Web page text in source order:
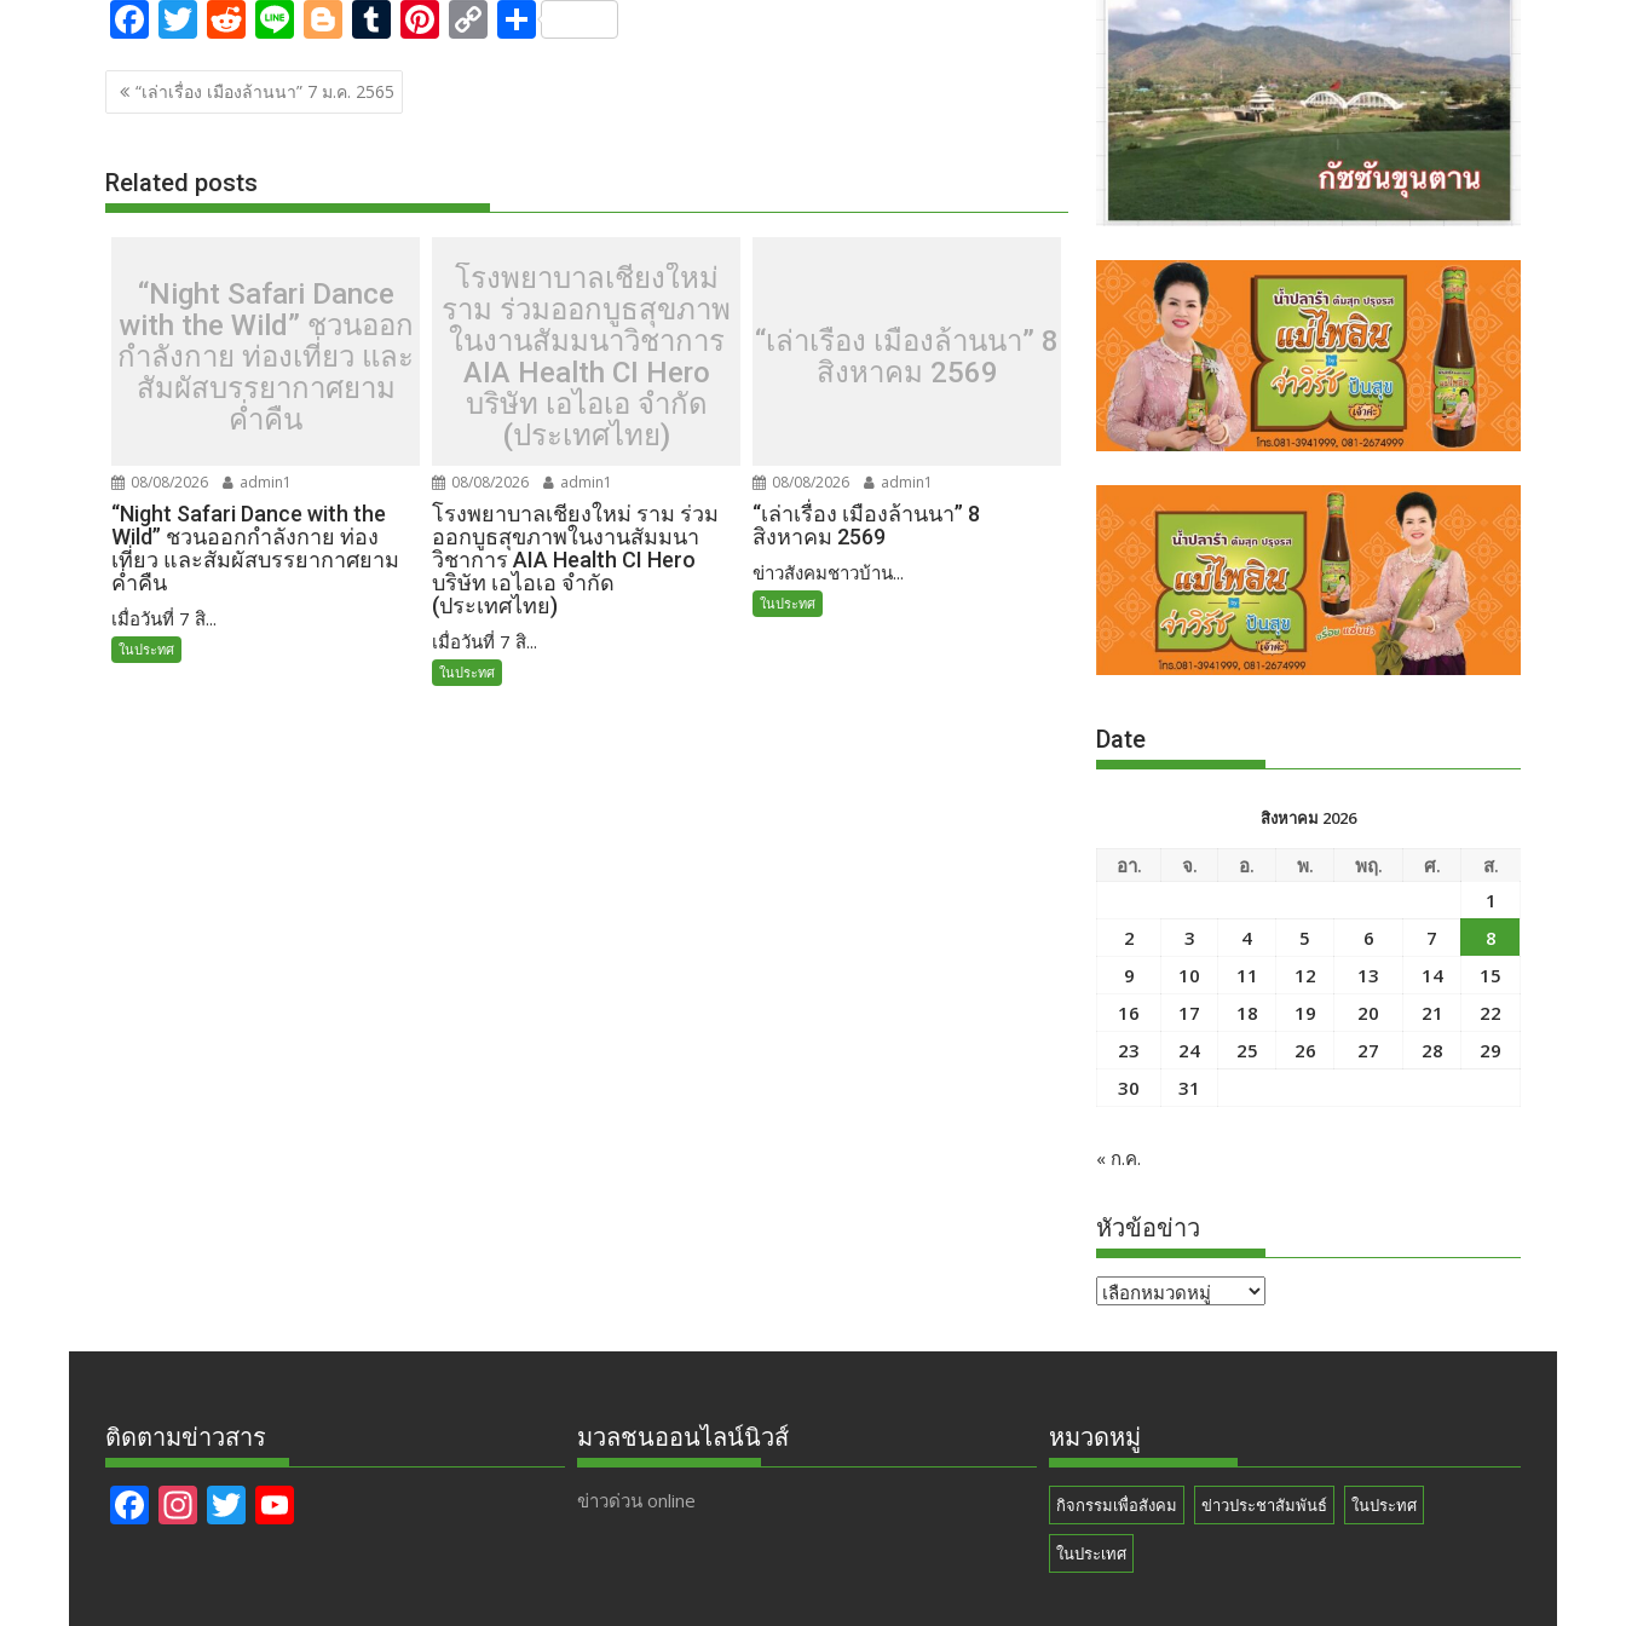
F
ac
e
o
o
T
w
itt
R
e
d
t
Li
n
e
Bl
o
g
T
u
m
Pi
nt
C
o
n
S
h
แนะแนว
เรื่อง
“เล่าเรื่อง เมืองล้านนา” 7 ม.ค. 2565
Related posts
“Night Safari Dance
with the Wild” ชวนออก
กำลังกาย ท่องเที่ยว และ
สัมผัสบรรยากาศยาม
ค่ำคืน
08/08/2026 admin1
“Night Safari Dance with the
Wild” ชวนออกกำลังกาย ท่อง
เที่ยว และสัมผัสบรรยากาศยาม
ค่ำคืน
เมื่อวันที่ 7 สิ...
ในประทศ
โรงพยาบาลเชียงใหม่
ราม ร่วมออกบูธสุขภาพ
ในงานสัมมนาวิชาการ
AIA Health CI Hero
บริษัท เอไอเอ จำกัด
(ประเทศไทย)
08/08/2026 admin1
โรงพยาบาลเชียงใหม่ ราม ร่วม
ออกบูธสุขภาพในงานสัมมนา
วิชาการ AIA Health CI Hero
บริษัท เอไอเอ จำกัด
(ประเทศไทย)
เมื่อวันที่ 7 สิ...
ในประทศ
“เล่าเรื่อง เมืองล้านนา” 8
สิงหาคม 2569
08/08/2026 admin1
“เล่าเรื่อง เมืองล้านนา” 8
สิงหาคม 2569
ข่าวสังคมชาวบ้าน...
ในประทศ
Date
สิงหาคม 2026
อา. จ. อ. พ. พฤ. ศ.
ส.
1
2
3 4 5 6 7
8
9
10 11 12 13 14
15
16
17 18 19 20 21
22
23
24 25 26 27 28
29
30
31
« ก.ค.
หัวข้อข่าว
หัวข้อ
ติดตามข่าวสาร
F In T
มวลชนออนไลน์นิวส์
ข่าวด่วน online
หมวดหมู่
กิจกรรมเพื่อสังคม ข่าวประชาสัมพันธ์ ในประทศ
ในประเทศ